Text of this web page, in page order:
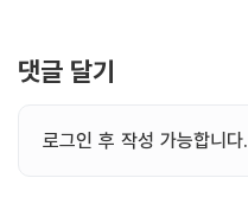
댓글 달기
로그인 후 작성 가능합니다.